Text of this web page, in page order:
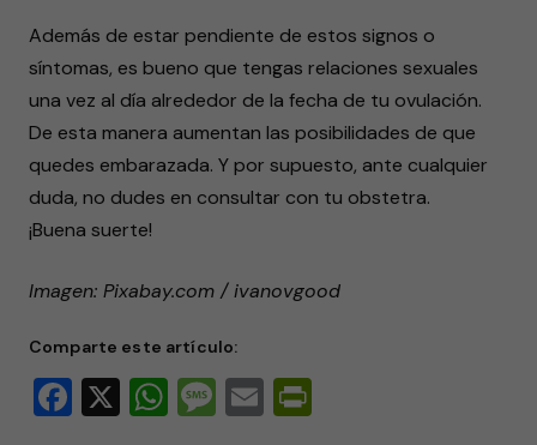
Además de estar pendiente de estos signos o
síntomas, es bueno que tengas relaciones sexuales
una vez al día alrededor de la fecha de tu ovulación.
De esta manera aumentan las posibilidades de que
quedes embarazada. Y por supuesto, ante cualquier
duda, no dudes en consultar con tu obstetra.
¡Buena suerte!
Imagen: Pixabay.com / ivanovgood
Comparte este artículo:
Facebook
X WhatsApp
Message
Email